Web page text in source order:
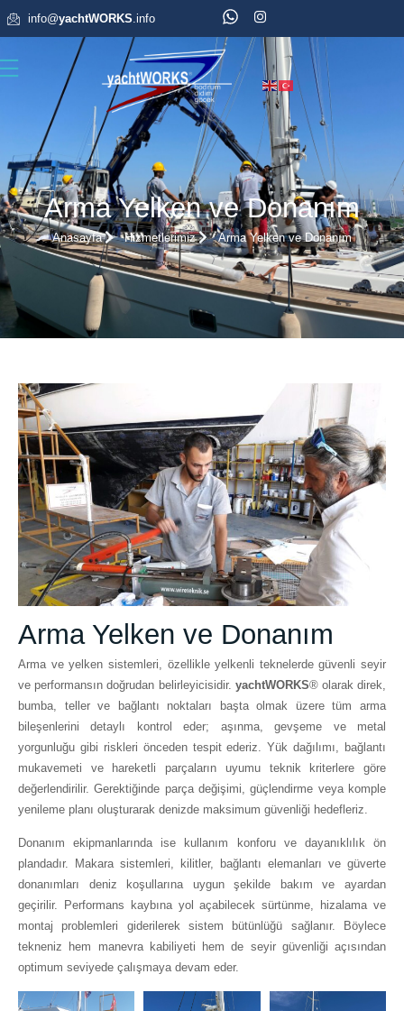
info@yachtWORKS.info
Arma Yelken ve Donanım
Anasayfa Hizmetlerimiz Arma Yelken ve Donanım
Arma Yelken ve Donanım
Arma ve yelken sistemleri, özellikle yelkenli teknelerde güvenli seyir
ve performansın doğrudan belirleyicisidir. yachtWORKS® olarak direk,
bumba, teller ve bağlantı noktaları başta olmak üzere tüm arma
bileşenlerini detaylı kontrol eder; aşınma, gevşeme ve metal
yorgunluğu gibi riskleri önceden tespit ederiz. Yük dağılımı, bağlantı
mukavemeti ve hareketli parçaların uyumu teknik kriterlere göre
değerlendirilir. Gerektiğinde parça değişimi, güçlendirme veya komple
yenileme planı oluşturarak denizde maksimum güvenliği hedefleriz.
Donanım ekipmanlarında ise kullanım konforu ve dayanıklılık ön
plandadır. Makara sistemleri, kilitler, bağlantı elemanları ve güverte
donanımları deniz koşullarına uygun şekilde bakım ve ayardan
geçirilir. Performans kaybına yol açabilecek sürtünme, hizalama ve
montaj problemleri giderilerek sistem bütünlüğü sağlanır. Böylece
tekneniz hem manevra kabiliyeti hem de seyir güvenliği açısından
optimum seviyede çalışmaya devam eder.